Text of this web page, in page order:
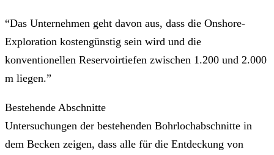
“Das Unternehmen geht davon aus, dass die Onshore-
Exploration kostengünstig sein wird und die
konventionellen Reservoirtiefen zwischen 1.200 und 2.000
m liegen.”
Bestehende Abschnitte
Untersuchungen der bestehenden Bohrlochabschnitte in
dem Becken zeigen, dass alle für die Entdeckung von